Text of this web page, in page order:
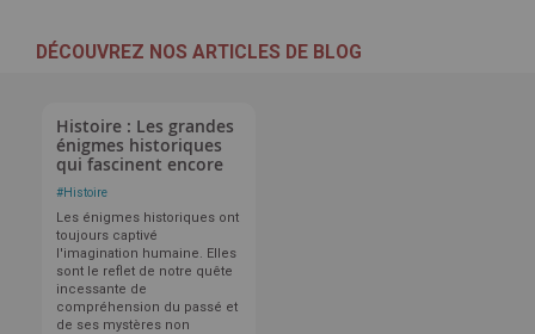
DÉCOUVREZ NOS ARTICLES DE BLOG
Histoire : Les grandes
énigmes historiques
qui fascinent encore
#Histoire
Les énigmes historiques ont
toujours captivé
l'imagination humaine. Elles
sont le reflet de notre quête
incessante de
compréhension du passé et
de ses mystères non